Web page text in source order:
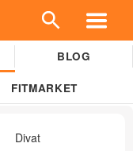
BLOG
FITMARKET
Divat